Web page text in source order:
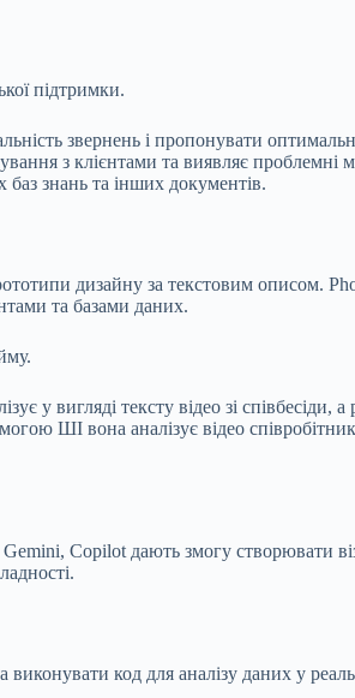
підтримки.
звернень і пропонувати
з клієнтами та виявляє
баз знань та інших документів.
дизайну за текстовим описом.
та базами даних.
вигляді тексту відео зі співбесіди, а
ШІ вона аналізує відео
Copilot дають змогу створювати
код для аналізу даних у